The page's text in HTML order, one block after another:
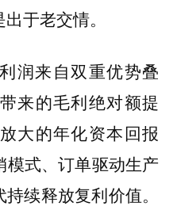
于老交情。
润来自双重优势叠
来的毛利绝对额提
大的年化资本回报
式、订单驱动生产
续释放复利价值。